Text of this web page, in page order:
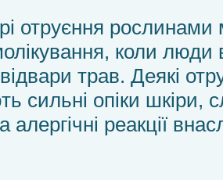
отруєння
коли
трав. Де­які
сильні опіки шкіри,
алергічні реакції